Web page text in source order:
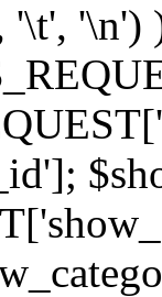
'\t',